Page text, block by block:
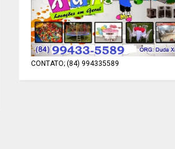
CONTATO; (84) 994335589